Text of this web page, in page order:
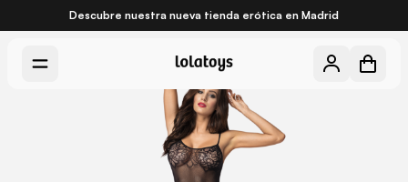
Descubre nuestra nueva tienda erótica en Madrid